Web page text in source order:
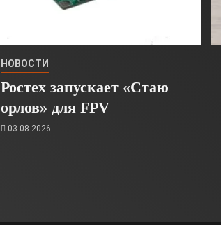
НОВОСТИ
Ростех запускает «Стаю
орлов» для FPV
03.08.2026